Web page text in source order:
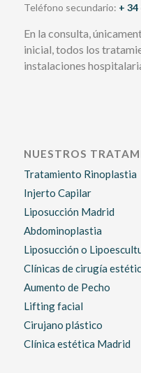
Teléfono secundario: + 34
En la consulta,
inicial, todos los
instalaciones
NUESTROS
Tratamiento Rinoplastia
Injerto Capilar
Liposucción Madrid
Abdominoplastia
Liposucción o
Clínicas de cirugía
Aumento de Pecho
Lifting facial
Cirujano plástico
Clínica estética Madrid